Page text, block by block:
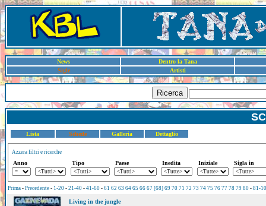
News
Dentro la Tana
Sigle
Artisti
Ricerca
Lista Schede Galleria Dettaglio
Azzera filtri e ricerche
Anno Tipo Paese Inedita Iniziale Sigla in
Prima - Precedente - 1-20 - 21-40 - 41-60 - 61 62 63 64 65 66 67 [68] 69 70 71 72 73 74 75 76 77 78 79 80 - 81-
Living in the jungle